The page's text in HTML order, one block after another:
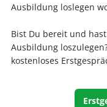
Ausbildung loslegen
Bist Du bereit und
Ausbildung
kostenloses